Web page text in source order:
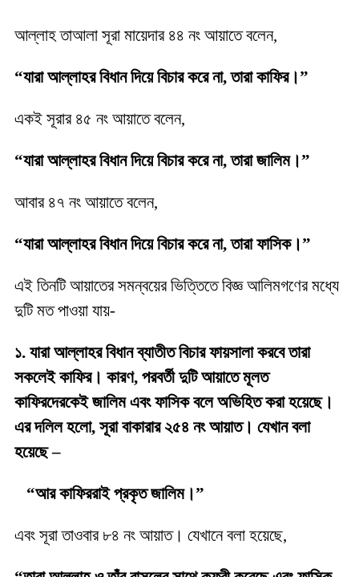
আল্লাহ তাআলা সূরা মায়েদার ৪৪ নং আয়াতে বলেন,
“যারা আল্লাহর বিধান দিয়ে বিচার করে না, তারা কাফির।”
এক‌ই সূরার ৪৫ নং আয়াতে বলেন,
“যারা আল্লাহর বিধান দিয়ে বিচার করে না, তারা জালিম।”
আবার ৪৭ নং আয়াতে বলেন,
“যারা আল্লাহর বিধান দিয়ে বিচার করে না, তারা ফাসিক।”
এই তিনটি আয়াতের সমন্বয়ের ভিত্তিতে বিজ্ঞ আলিমগণের মধ্যে
দুটি মত পাওয়া যায়-
১. যারা আল্লাহর বিধান ব্যাতীত বিচার ফায়সালা করবে তারা
সকলেই কাফির। কারণ, পরবর্তী দুটি আয়াতে মূলত
কাফিরদেরকেই জালিম এবং ফাসিক বলে অভিহিত করা হয়েছে।
এর দলিল হলো, সূরা বাকারার ২৫৪ নং আয়াত। যেখান বলা
হয়েছে –
“আর কাফিররাই প্রকৃত জালিম।”
এবং সূরা তাওবার ৮৪ নং আয়াত। যেখানে বলা হয়েছে,